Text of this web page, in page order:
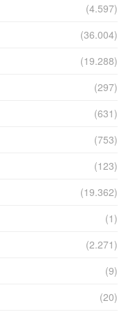
(4.597)
(36.004)
(19.288)
(297)
(631)
(753)
(123)
(19.362)
(1)
(2.271)
(9)
(20)